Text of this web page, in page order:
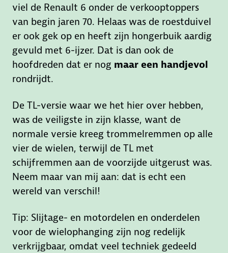
viel de Renault 6 onder de verkooptoppers
van begin jaren 70. Helaas was de roestduivel
er ook gek op en heeft zijn hongerbuik aardig
gevuld met 6-ijzer. Dat is dan ook de
hoofdreden dat er nog maar een handjevol
rondrijdt.
De TL-versie waar we het hier over hebben,
was de veiligste in zijn klasse, want de
normale versie kreeg trommelremmen op alle
vier de wielen, terwijl de TL met
schijfremmen aan de voorzijde uitgerust was.
Neem maar van mij aan: dat is echt een
wereld van verschil!
Tip: Slijtage- en motordelen en onderdelen
voor de wielophanging zijn nog redelijk
verkrijgbaar, omdat veel techniek gedeeld